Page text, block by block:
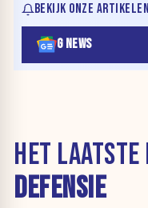
BEKIJK ONZE
G NEWS
HET LAATSTE
DEFENSIE